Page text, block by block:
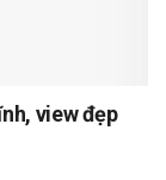
view đẹp